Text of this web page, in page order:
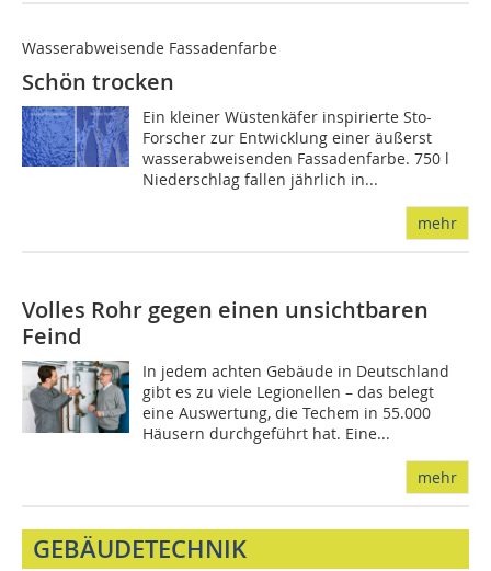
Wasserabweisende Fassadenfarbe
Schön trocken
Ein kleiner Wüstenkäfer inspirierte Sto-
Forscher zur Entwicklung einer äußerst
wasserabweisenden Fassadenfarbe. 750 l
Niederschlag fallen jährlich in...
mehr
Volles Rohr gegen einen unsichtbaren
Feind
In jedem achten Gebäude in Deutschland
gibt es zu viele Legionellen – das belegt
eine Auswertung, die Techem in 55.000
Häusern durchgeführt hat. Eine...
mehr
GEBÄUDETECHNIK